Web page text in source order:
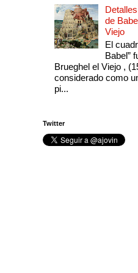
de
Viejo
El
Babel”
Brueghel el Viejo ,
considerado como
pi...
Twitter